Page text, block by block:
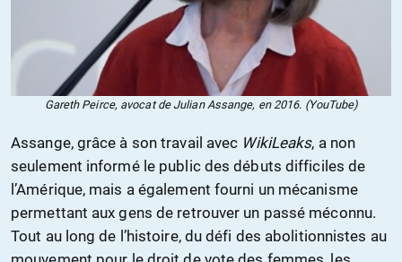
Gareth Peirce, avocat de Julian Assange, en 2016. (YouTube)
Assange, grâce à son travail avec WikiLeaks, a non
seulement informé le public des débuts difficiles de
l’Amérique, mais a également fourni un mécanisme
permettant aux gens de retrouver un passé méconnu.
Tout au long de l’histoire, du défi des abolitionnistes au